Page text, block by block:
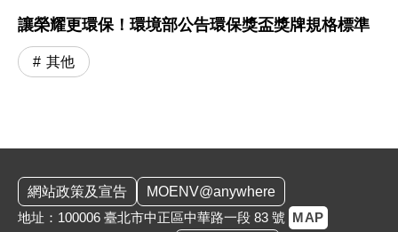
讓榮耀更環保！環境部公告環保獎盃獎牌規格標準
其他
網站政策及宣告
MOENV@anywhere
地址：100006 臺北市中正區中華路一段 83 號 MAP